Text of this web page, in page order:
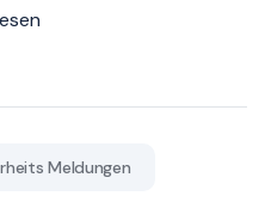
Meldungen